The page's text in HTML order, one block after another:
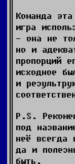
Команда
игра
- она не
но и
пропорций
исходное
и
P.S.
под
неё всегда
да и
быть.